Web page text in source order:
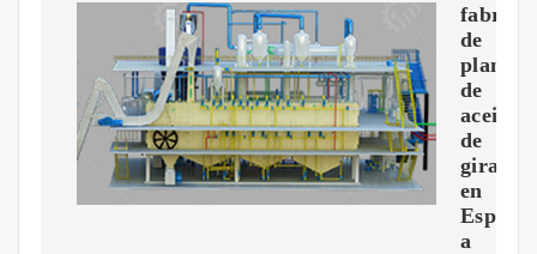
de
plantas
de
aceite
de
girasol
en
Espa?
a